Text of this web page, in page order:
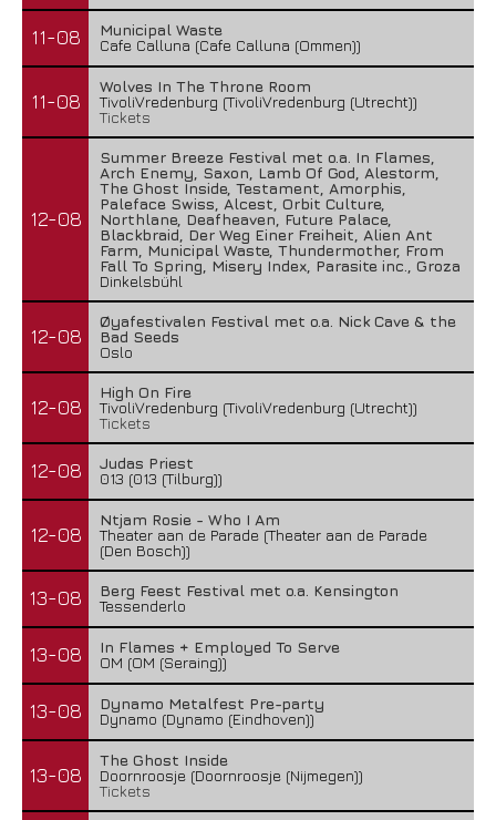
11-08
Municipal Waste
Cafe Calluna (Cafe Calluna (Ommen))
11-08
Wolves In The Throne Room
TivoliVredenburg (TivoliVredenburg (Utrecht))
Tickets
12-08
Summer Breeze Festival met o.a. In Flames,
Arch Enemy, Saxon, Lamb Of God, Alestorm,
The Ghost Inside, Testament, Amorphis,
Paleface Swiss, Alcest, Orbit Culture,
Northlane, Deafheaven, Future Palace,
Blackbraid, Der Weg Einer Freiheit, Alien Ant
Farm, Municipal Waste, Thundermother, From
Fall To Spring, Misery Index, Parasite inc., Groza
Dinkelsbühl
12-08
Øyafestivalen Festival met o.a. Nick Cave & the
Bad Seeds
Oslo
12-08
High On Fire
TivoliVredenburg (TivoliVredenburg (Utrecht))
Tickets
12-08
Judas Priest
013 (013 (Tilburg))
12-08
Ntjam Rosie - Who I Am
Theater aan de Parade (Theater aan de Parade
(Den Bosch))
13-08
Berg Feest Festival met o.a. Kensington
Tessenderlo
13-08
In Flames + Employed To Serve
OM (OM (Seraing))
13-08
Dynamo Metalfest Pre-party
Dynamo (Dynamo (Eindhoven))
13-08
The Ghost Inside
Doornroosje (Doornroosje (Nijmegen))
Tickets